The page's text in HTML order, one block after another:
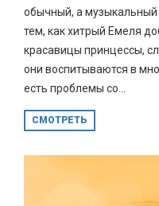
обычный, а
тем, как хитрый Емеля
красавицы принцессы,
они воспитываются в
есть проблемы со...
СМОТРЕТЬ